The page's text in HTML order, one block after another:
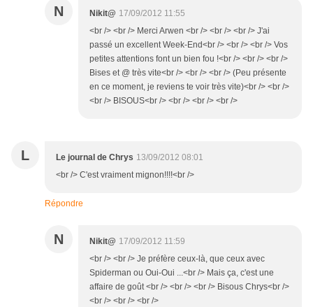
N Nikit@ 17/09/2012 11:55
<br /> <br /> Merci Arwen <br /> <br /> <br /> J'ai
passé un excellent Week-End<br /> <br /> <br /> Vos
petites attentions font un bien fou !<br /> <br /> <br />
Bises et @ très vite<br /> <br /> <br /> (Peu présente
en ce moment, je reviens te voir très vite)<br /> <br />
<br /> BISOUS<br /> <br /> <br /> <br />
L Le journal de Chrys 13/09/2012 08:01
<br /> C'est vraiment mignon!!!!<br />
Répondre
N Nikit@ 17/09/2012 11:59
<br /> <br /> Je préfère ceux-là, que ceux avec
Spiderman ou Oui-Oui ...<br /> Mais ça, c'est une
affaire de goût <br /> <br /> <br /> Bisous Chrys<br />
<br /> <br /> <br />